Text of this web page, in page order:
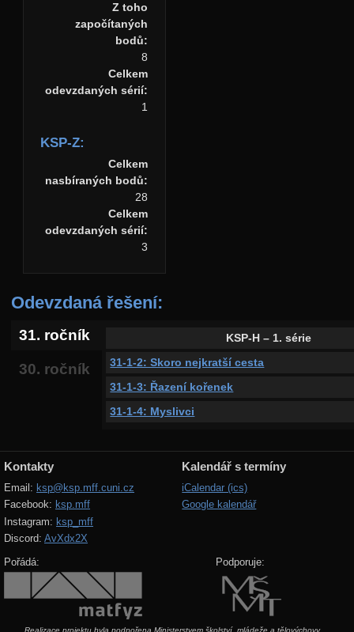
Z toho
započítaných
bodů:
8
Celkem
odevzdaných sérií:
1
KSP-Z:
Celkem
nasbíraných bodů:
28
Celkem
odevzdaných sérií:
3
Odevzdaná řešení:
31. ročník
30. ročník
KSP-H – 1. série
31-1-2: Skoro nejkratší cesta
31-1-3: Řazení kořenek
31-1-4: Myslivci
Kontakty
Email: ksp@ksp.mff.cuni.cz
Facebook: ksp.mff
Instagram: ksp_mff
Discord: AvXdx2X
Kalendář s termíny
iCalendar (ics)
Google kalendář
Pořádá: Podporuje:
Realizace projektu byla podpořena Ministerstvem školství, mládeže a tělovýchovy.